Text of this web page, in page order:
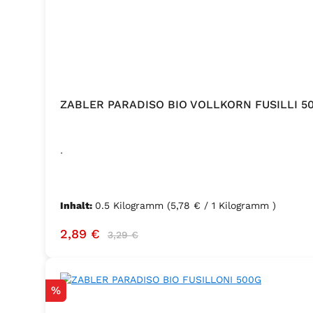
ZABLER PARADISO BIO VOLLKORN FUSILLI
.
Inhalt: 0.5 Kilogramm (5,78 € / 1 Kilogramm )
Verkaufspreis:
2,89 € Regulärer Preis:
3,29 €
Rabatt
%